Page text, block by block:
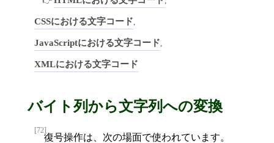
CSSにおける文字コード,
JavaScriptにおける文字コード,
XMLにおける文字コード
バイト列から文字列への変換
[72]
復号操作は、次の場面で使われています。